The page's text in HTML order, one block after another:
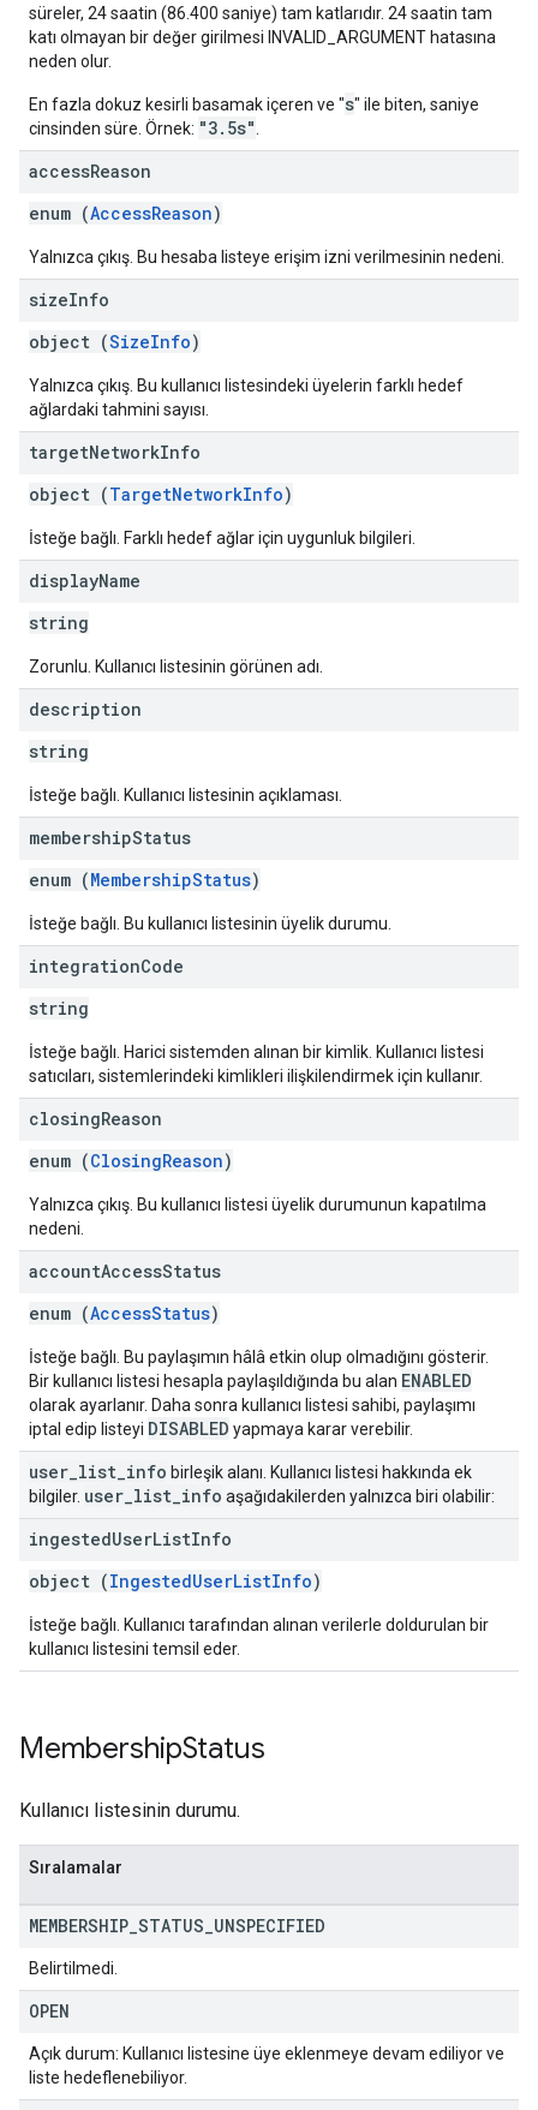
süreler, 24 saatin (86.400 saniye) tam katlarıdır. 24 saatin tam
katı olmayan bir değer girilmesi INVALID_ARGUMENT hatasına
neden olur.
En fazla dokuz kesirli basamak içeren ve "s" ile biten, saniye
cinsinden süre. Örnek: "3.5s"
accessReason
enum (AccessReason)
Yalnızca çıkış. Bu hesaba listeye erişim izni verilmesinin nedeni.
sizeInfo
object (SizeInfo)
Yalnızca çıkış. Bu kullanıcı listesindeki üyelerin farklı hedef
ağlardaki tahmini sayısı.
targetNetworkInfo
object (TargetNetworkInfo)
İsteğe bağlı. Farklı hedef ağlar için uygunluk bilgileri.
displayName
string
Zorunlu. Kullanıcı listesinin görünen adı.
description
string
İsteğe bağlı. Kullanıcı listesinin açıklaması.
membershipStatus
enum (MembershipStatus)
İsteğe bağlı. Bu kullanıcı listesinin üyelik durumu.
integrationCode
string
İsteğe bağlı. Harici sistemden alınan bir kimlik. Kullanıcı listesi
satıcıları, sistemlerindeki kimlikleri ilişkilendirmek için kullanır.
closingReason
enum (ClosingReason)
Yalnızca çıkış. Bu kullanıcı listesi üyelik durumunun kapatılma
nedeni.
accountAccessStatus
enum (AccessStatus)
İsteğe bağlı. Bu paylaşımın hâlâ etkin olup olmadığını gösterir.
Bir kullanıcı listesi hesapla paylaşıldığında bu alan ENABLED
olarak ayarlanır. Daha sonra kullanıcı listesi sahibi, paylaşımı
iptal edip listeyi DISABLED yapmaya karar verebilir.
user list info birleşik alanı. Kullanıcı listesi hakkında ek
bilgiler. user list info aşağıdakilerden yalnızca biri olabilir:
ingestedUserListInfo
object (IngestedUserListInfo)
İsteğe bağlı. Kullanıcı tarafından alınan verilerle doldurulan bir
kullanıcı listesini temsil eder.
MembershipStatus
Kullanıcı listesinin durumu.
Sıralamalar
MEMBERSHIP STATUS UNSPECIFIED
Belirtilmedi.
OPEN
Açık durum: Kullanıcı listesine üye eklenmeye devam ediliyor ve
liste hedeflenebiliyor.